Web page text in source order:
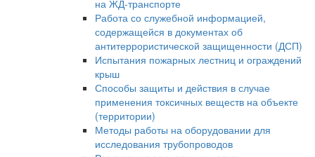
на ЖД-транспорте
Работа со служебной информацией,
содержащейся в документах об
антитеррористической защищенности (ДСП)
Испытания пожарных лестниц и ограждений
крыш
Способы защиты и действия в случае
применения токсичных веществ на объекте
(территории)
Методы работы на оборудовании для
исследования трубопроводов